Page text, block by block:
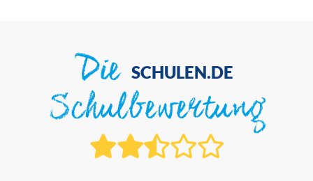
Die SCHULEN.DE
Schulbewertung